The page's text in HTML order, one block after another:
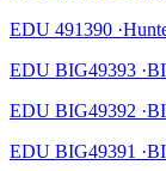
EDU 491390
EDU BIG49393
EDU BIG49392
EDU BIG49391